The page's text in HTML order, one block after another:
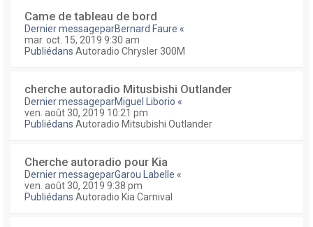
Came de tableau de bord
Dernier messageparBernard Faure «
mar. oct. 15, 2019 9:30 am
Publiédans Autoradio Chrysler 300M
cherche autoradio Mitusbishi Outlander
Dernier messageparMiguel Liborio «
ven. août 30, 2019 10:21 pm
Publiédans Autoradio Mitsubishi Outlander
Cherche autoradio pour Kia
Dernier messageparGarou Labelle «
ven. août 30, 2019 9:38 pm
Publiédans Autoradio Kia Carnival